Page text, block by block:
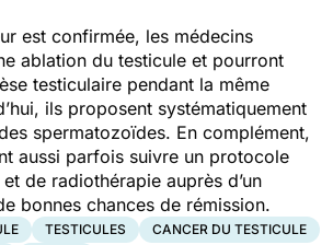
est confirmée, les médecins
ablation du testicule et pourront
testiculaire pendant la même
ils proposent systématiquement
spermatozoïdes. En complément,
aussi parfois suivre un protocole
et de radiothérapie auprès d’un
bonnes chances de rémission.
TESTICULES
CANCER DU TESTICULE